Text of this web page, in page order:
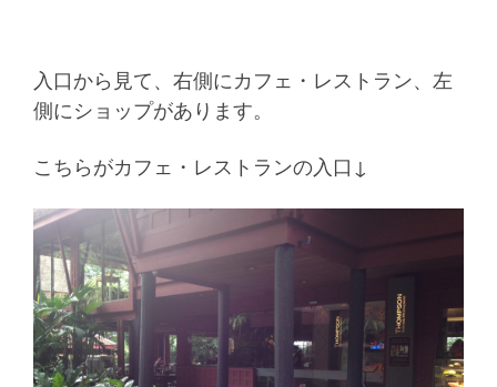
入口から見て、右側にカフェ・レストラン、左
側にショップがあります。
こちらがカフェ・レストランの入口↓